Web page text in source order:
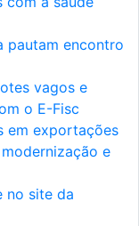
pautam encontro
vagos e
o E-Fisc
em exportações
e
no site da